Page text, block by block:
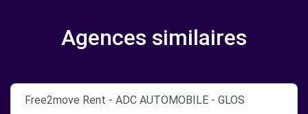
Agences similaires
Free2move Rent - ADC AUTOMOBILE - GLOS